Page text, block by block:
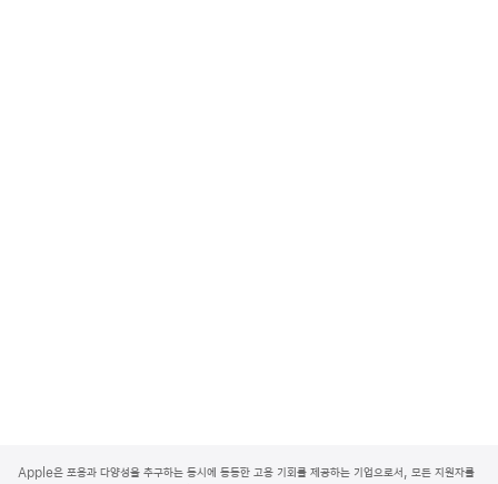
p
Apple은 포용과 다양성을 추구하는 동시에 동등한 고용 기회를 제공하는 기업으로서, 모든 지원자를